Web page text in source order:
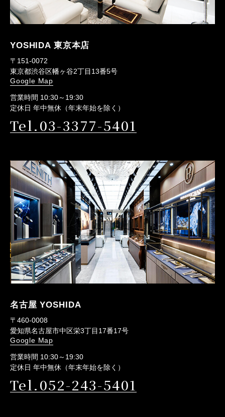
YOSHIDA 東京本店
〒151-0072
東京都渋谷区幡ヶ谷2丁目13番5号
Google Map
営業時間 10:30～19:30
定休日 年中無休（年末年始を除く）
Tel.03-3377-5401
名古屋 YOSHIDA
〒460-0008
愛知県名古屋市中区栄3丁目17番17号
Google Map
営業時間 10:30～19:30
定休日 年中無休（年末年始を除く）
Tel.052-243-5401